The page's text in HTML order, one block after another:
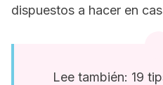
dispuestos a hacer en
Lee también: 19